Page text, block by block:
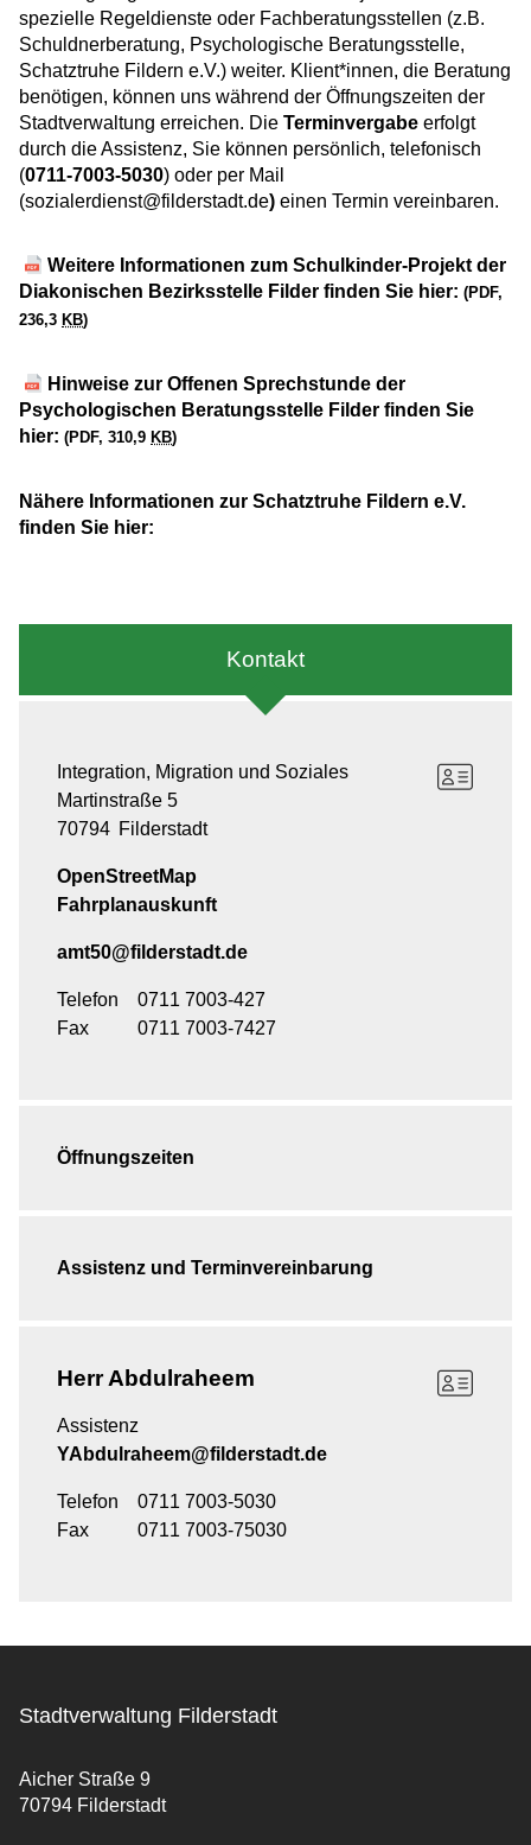
spezielle Regeldienste oder Fachberatungsstellen (z.B.
Schuldnerberatung, Psychologische Beratungsstelle,
Schatztruhe Fildern e.V.) weiter. Klient*innen, die Beratung
benötigen, können uns während der Öffnungszeiten der
Stadtverwaltung erreichen. Die Terminvergabe erfolgt
durch die Assistenz, Sie können persönlich, telefonisch
(0711-7003-5030) oder per Mail
(sozialerdienst@filderstadt.de) einen Termin vereinbaren.
Weitere Informationen zum Schulkinder-Projekt der
Diakonischen Bezirksstelle Filder finden Sie hier: (PDF,
236,3 KB)
Hinweise zur Offenen Sprechstunde der
Psychologischen Beratungsstelle Filder finden Sie
hier: (PDF, 310,9 KB)
Nähere Informationen zur Schatztruhe Fildern e.V.
finden Sie hier:
Kontakt
Integration, Migration und Soziales
Martinstraße 5
70794 Filderstadt
OpenStreetMap
Fahrplanauskunft
amt50@filderstadt.de
Telefon
0711 7003-427
Fax
0711 7003-7427
Öffnungszeiten
Assistenz und Terminvereinbarung
HerrAbdulraheem
Assistenz
YAbdulraheem@filderstadt.de
Telefon
0711 7003-5030
Fax
0711 7003-75030
Stadtverwaltung Filderstadt
Aicher Straße 9
70794 Filderstadt